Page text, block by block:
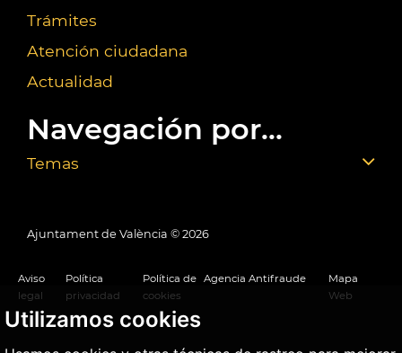
Utilizamos cookies
Trámites
Atención ciudadana
Actualidad
Navegación por...
Temas
Ajuntament de València © 2026
Aviso
legal
Política
privacidad
Política de
cookies
Agencia Antifraude
Mapa
Web